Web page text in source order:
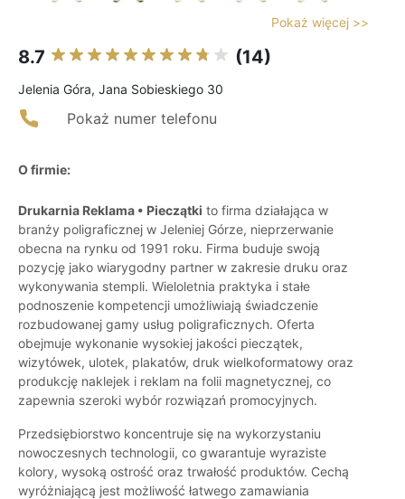
Pokaż więcej >>
8.7 (14)
Jelenia Góra, Jana Sobieskiego 30
Pokaż numer telefonu
O firmie:
Drukarnia Reklama • Pieczątki to firma działająca w
branży poligraficznej w Jeleniej Górze, nieprzerwanie
obecna na rynku od 1991 roku. Firma buduje swoją
pozycję jako wiarygodny partner w zakresie druku oraz
wykonywania stempli. Wieloletnia praktyka i stałe
podnoszenie kompetencji umożliwiają świadczenie
rozbudowanej gamy usług poligraficznych. Oferta
obejmuje wykonanie wysokiej jakości pieczątek,
wizytówek, ulotek, plakatów, druk wielkoformatowy oraz
produkcję naklejek i reklam na folii magnetycznej, co
zapewnia szeroki wybór rozwiązań promocyjnych.
Przedsiębiorstwo koncentruje się na wykorzystaniu
nowoczesnych technologii, co gwarantuje wyraziste
kolory, wysoką ostrość oraz trwałość produktów. Cechą
wyróżniającą jest możliwość łatwego zamawiania